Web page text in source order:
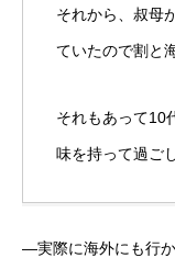
それから、叔母
ていたので割と
それもあって10
味を持って過ご
―実際に海外にも行